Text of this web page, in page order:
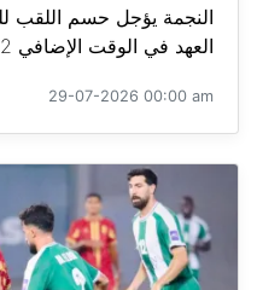
النجمة يؤجل حسم اللقب
العهد في الوقت الإضافي 2-1، في الجولة ال...
29-07-2026 00:00 am